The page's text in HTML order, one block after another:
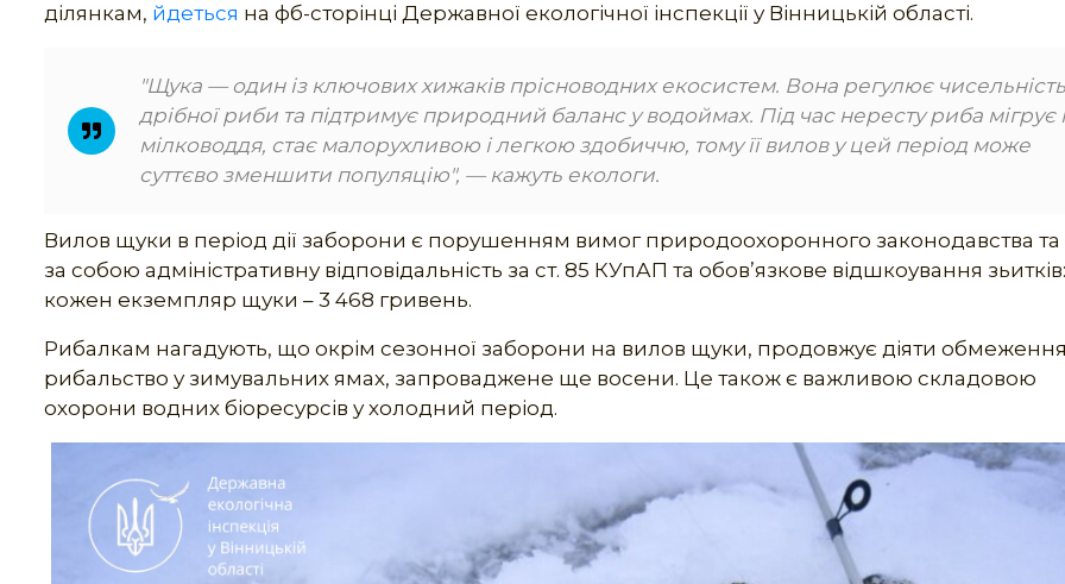
ділянкам, йдеться на фб-сторінці Державної екологічної інспекції у Вінницькій області.
"Щука — один із ключових хижаків прісноводних екосистем. Вона регулює чисельність
дрібної риби та підтримує природний баланс у водоймах. Під час нересту риба мігрує
мілководдя, стає малорухливою і легкою здобиччю, тому її вилов у цей період може
суттєво зменшити популяцію", — кажуть екологи.
Вилов щуки в період дії заборони є порушенням вимог природоохоронного законодавства та
за собою адміністративну відповідальність за ст. 85 КУпАП та обов’язкове відшкоування
кожен екземпляр щуки – 3 468 гривень.
Рибалкам нагадують, що окрім сезонної заборони на вилов щуки, продовжує діяти
рибальство у зимувальних ямах, запроваджене ще восени. Це також є важливою складовою
охорони водних біоресурсів у холодний період.